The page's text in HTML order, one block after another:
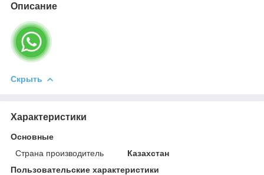
Описание
Скрыть
Характеристики
Основные
Страна производитель
Казахстан
Пользовательские характеристики